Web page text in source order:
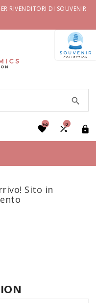
RIVENDITORI DI SOUVENIR



0

%S
Sito in